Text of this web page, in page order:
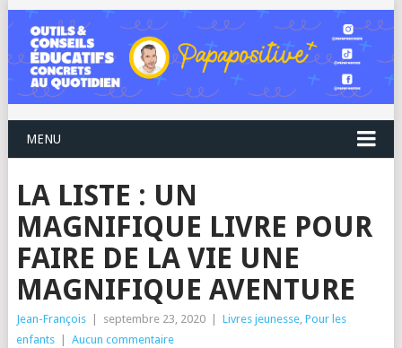
MENU
LA LISTE : UN
MAGNIFIQUE LIVRE POUR
FAIRE DE LA VIE UNE
MAGNIFIQUE AVENTURE
Jean-François septembre 23, 2020 Livres jeunesse, Pour les
enfants
Aucun commentaire